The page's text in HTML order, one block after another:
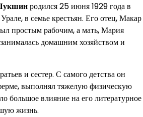
родился 25 июня 1929 года в
в семье крестьян. Его отец, Макар
простым рабочим, а мать, Мария
домашним хозяйством и
и сестер. С самого детства он
выполнял тяжелую физическую
большое влияние на его литературное
жизнь.